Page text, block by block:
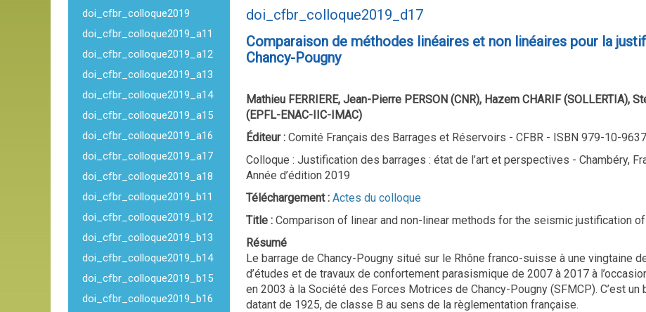
doi_cfbr_colloque2019
doi_cfbr_colloque2019_a11
doi_cfbr_colloque2019_a12
doi_cfbr_colloque2019_a13
doi_cfbr_colloque2019_a14
doi_cfbr_colloque2019_a15
doi_cfbr_colloque2019_a16
doi_cfbr_colloque2019_a17
doi_cfbr_colloque2019_a18
doi_cfbr_colloque2019_b11
doi_cfbr_colloque2019_b12
doi_cfbr_colloque2019_b13
doi_cfbr_colloque2019_b14
doi_cfbr_colloque2019_b15
doi_cfbr_colloque2019_b16
doi_cfbr_colloque2019_d17
Comparaison de méthodes linéaires et non linéaires pour la
Chancy-Pougny
Mathieu FERRIERE, Jean-Pierre PERSON (CNR), Hazem CHARIF (SOLLERTIA),
(EPFL-ENAC-IIC-IMAC)
Éditeur : Comité Français des Barrages et Réservoirs - CFBR - ISBN 979-10-
Colloque : Justification des barrages : état de l’art et perspectives - Chambéry,
Année d’édition 2019
Téléchargement : Actes du colloque
Title : Comparison of linear and non-linear methods for the seismic justification
Résumé
Le barrage de Chancy-Pougny situé sur le Rhône franco-suisse à une vingtaine
d’études et de travaux de confortement parasismique de 2007 à 2017 à
en 2003 à la Société des Forces Motrices de Chancy-Pougny (SFMCP). C’est
datant de 1925, de classe B au sens de la règlementation française.